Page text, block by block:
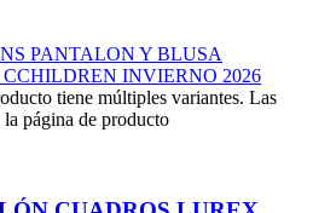
tiene múltiples variantes. Las
página de producto